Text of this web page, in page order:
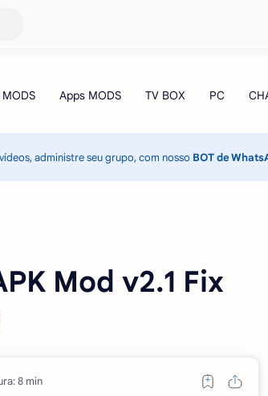
administre seu grupo, com nosso BOT de
Mod v2.1 Fix
8 min